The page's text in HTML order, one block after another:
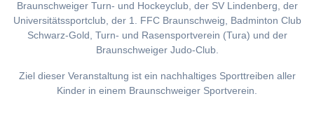
Braunschweiger Turn- und Hockeyclub, der SV Lindenberg, der
Universitätssportclub, der 1. FFC Braunschweig, Badminton Club
Schwarz-Gold, Turn- und Rasensportverein (Tura) und der
Braunschweiger Judo-Club.
Ziel dieser Veranstaltung ist ein nachhaltiges Sporttreiben aller
Kinder in einem Braunschweiger Sportverein.